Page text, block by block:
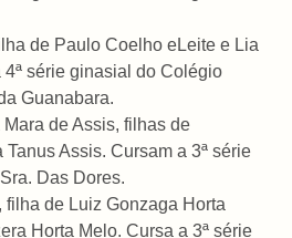
de Paulo Coelho eLeite e Lia
série ginasial do Colégio
Guanabara.
de Assis, filhas de
Assis. Cursam a 3ª série
Das Dores.
de Luiz Gonzaga Horta
Horta Melo. Cursa a 3ª série